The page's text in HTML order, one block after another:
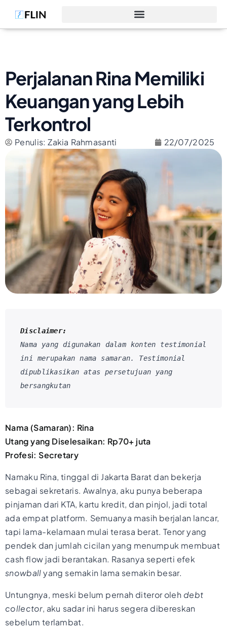
Perjalanan Rina Memiliki
Keuangan yang Lebih
Terkontrol
Penulis: Zakia Rahmasanti 22/07/2025
Disclaimer:
Nama yang digunakan dalam konten testimonial
ini merupakan nama samaran. Testimonial
dipublikasikan atas persetujuan yang
bersangkutan
Nama (Samaran): Rina
Utang yang Diselesaikan: Rp70+ juta
Profesi: Secretary
Namaku Rina, tinggal di Jakarta Barat dan bekerja
sebagai sekretaris. Awalnya, aku punya beberapa
pinjaman dari KTA, kartu kredit, dan pinjol, jadi total
ada empat platform. Semuanya masih berjalan lancar,
tapi lama-kelamaan mulai terasa berat. Tenor yang
pendek dan jumlah cicilan yang menumpuk membuat
cash flow jadi berantakan. Rasanya seperti efek
snowballyang semakin lama semakin besar.
Untungnya, meski belum pernah diteror oleh debt
collector, aku sadar ini harus segera dibereskan
sebelum terlambat.